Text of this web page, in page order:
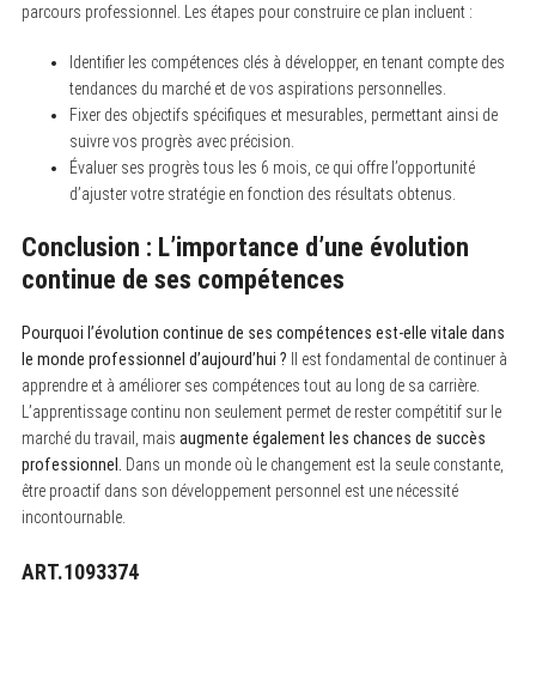
parcours professionnel. Les étapes pour construire ce plan incluent :
Identifier les compétences clés à développer, en tenant compte des
tendances du marché et de vos aspirations personnelles.
Fixer des objectifs spécifiques et mesurables, permettant ainsi de
suivre vos progrès avec précision.
Évaluer ses progrès tous les 6 mois, ce qui offre l’opportunité
d’ajuster votre stratégie en fonction des résultats obtenus.
Conclusion : L’importance d’une évolution
continue de ses compétences
Pourquoi l’évolution continue de ses compétences est-elle vitale dans
le monde professionnel d’aujourd’hui ? Il est fondamental de continuer à
apprendre et à améliorer ses compétences tout au long de sa carrière.
L’apprentissage continu non seulement permet de rester compétitif sur le
marché du travail, mais augmente également les chances de succès
professionnel.
Dans un monde où le changement est la seule constante,
être proactif dans son développement personnel est une nécessité
incontournable.
ART.1093374